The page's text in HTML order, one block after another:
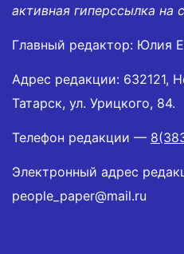
активная гиперссылка на
Главный редактор: Юлия
Адрес редакции: 632121,
Татарск, ул. Урицкого, 84.
Телефон редакции —
Электронный адрес
people_paper@mail.ru